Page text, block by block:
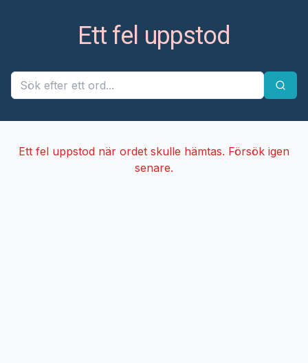
Ett fel uppstod
Ett fel uppstod när ordet skulle hämtas. Försök igen
senare.